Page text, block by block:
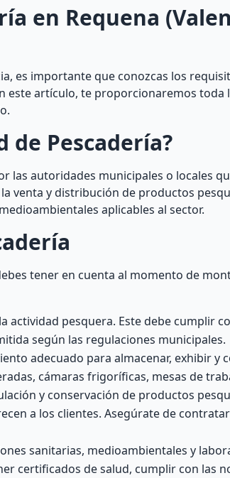
en Requena
es importante que conozcas los
este artículo, te proporcionaremos
de Pescadería?
las autoridades municipales o locales
venta y distribución de productos
aplicables al sector.
tener en cuenta al momento de
actividad pesquera. Este debe cumplir
según las regulaciones municipales.
adecuado para almacenar, exhibir y
cámaras frigoríficas, mesas de
y conservación de productos
a los clientes. Asegúrate de
sanitarias, medioambientales y
certificados de salud, cumplir con las